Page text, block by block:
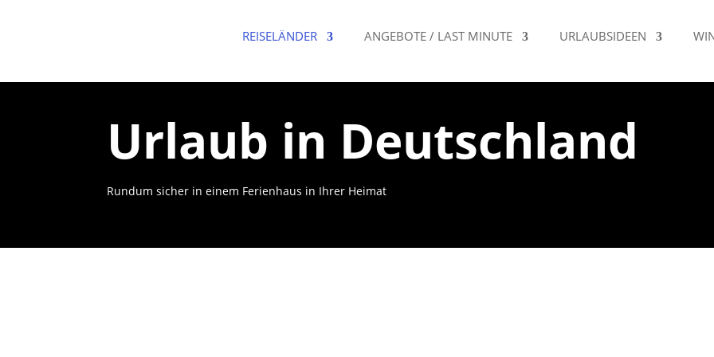
REISELÄNDER ANGEBOTE / LAST MINUTE URLAUBSIDEEN
Urlaub in Deutschland
Rundum sicher in einem Ferienhaus in Ihrer Heimat